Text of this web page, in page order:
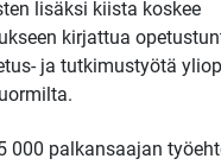
lisäksi kiista koskee
kirjattua
ja tutkimustyötä
000 palkansaajan